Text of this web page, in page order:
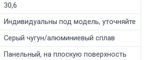
30,6
Индивидуальны под модель, уточняйте
Серый чугун/алюминиевый сплав
Панельный, на плоскую поверхность